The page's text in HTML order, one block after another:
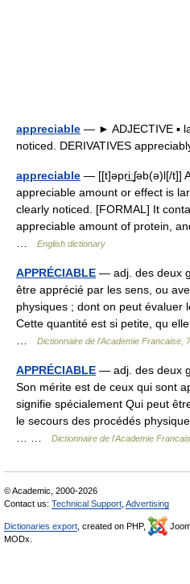
appreciable — ► ADJECTIVE ▪
noticed. DERIVATIVES
appreciable — [[t]əpri͟ːʃəb(ə)l[/t]]
appreciable amount or effect is
clearly noticed. [FORMAL] It
appreciable amount of protein,
English dictionary
APPRÉCIABLE — adj. des deux
être apprécié par les sens, ou
physiques ; dont on peut évaluer
Cette quantité est si petite, qu
Dictionnaire de l'Academie Francaise,
APPRÉCIABLE — adj. des deux
Son mérite est de ceux qui sont
signifie spécialement Qui peut
le secours des procédés
Dictionnaire de l'Academie
© Academic, 2000-2026
Contact us: Technical Support Advertising
Dictionaries export , created on PHP,
MODx.